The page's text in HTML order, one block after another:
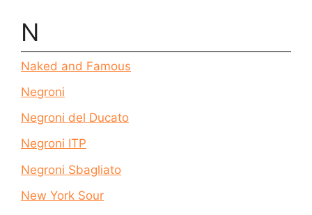
N
Naked and Famous
Negroni
Negroni del Ducato
Negroni ITP
Negroni Sbagliato
New York Sour